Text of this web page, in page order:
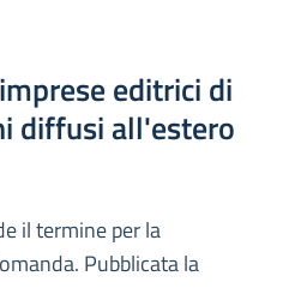
editrici di
diffusi all'estero
il termine per la
Pubblicata la